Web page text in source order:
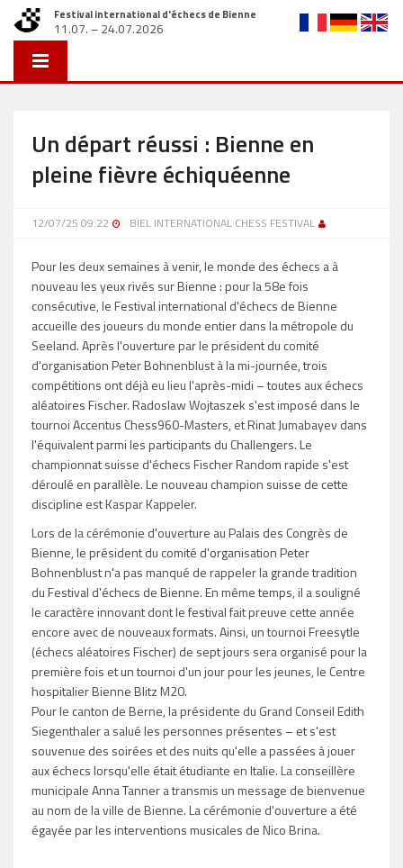
Festival international d'échecs de Bienne
11.07. – 24.07.2026
Un départ réussi : Bienne en
pleine fièvre échiquéenne
12/07/25 09:22 BIEL INTERNATIONAL CHESS FESTIVAL
Pour les deux semaines à venir, le monde des échecs a à
nouveau les yeux rivés sur Bienne : pour la 58e fois
consécutive, le Festival international d'échecs de Bienne
accueille des joueurs du monde entier dans la métropole du
Seeland. Après l'ouverture par le président du comité
d'organisation Peter Bohnenblust à la mi-journée, trois
compétitions ont déjà eu lieu l'après-midi – toutes aux échecs
aléatoires Fischer. Radoslaw Wojtaszek s'est imposé dans le
tournoi Accentus Chess960-Masters, et Rinat Jumabayev dans
l'équivalent parmi les participants du Challengers. Le
championnat suisse d'échecs Fischer Random rapide s'est
déroulé en parallèle. Le nouveau champion suisse de cette
discipline est Kaspar Kappeler.
Lors de la cérémonie d'ouverture au Palais des Congrès de
Bienne, le président du comité d'organisation Peter
Bohnenblust n'a pas manqué de rappeler la grande tradition
du Festival d'échecs de Bienne. En même temps, il a souligné
le caractère innovant dont le festival fait preuve cette année
encore avec de nouveaux formats. Ainsi, un tournoi Freesytle
(échecs aléatoires Fischer) de sept jours sera organisé pour la
première fois et un tournoi d'un jour pour les jeunes, le Centre
hospitalier Bienne Blitz M20.
Pour le canton de Berne, la présidente du Grand Conseil Edith
Siegenthaler a salué les personnes présentes – et s'est
souvenue des soirées et des nuits qu'elle a passées à jouer
aux échecs lorsqu'elle était étudiante en Italie. La conseillère
municipale Anna Tanner a transmis un message de bienvenue
au nom de la ville de Bienne. La cérémonie d'ouverture a été
égayée par les interventions musicales de Nico Brina.